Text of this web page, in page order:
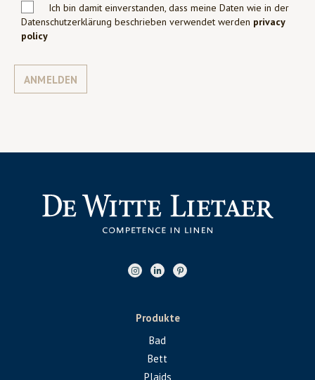
Ich bin damit einverstanden, dass meine Daten wie in der
Datenschutzerklärung beschrieben verwendet werden privacy
policy
ANMELDEN
Produkte
Bad
Bett
Plaids